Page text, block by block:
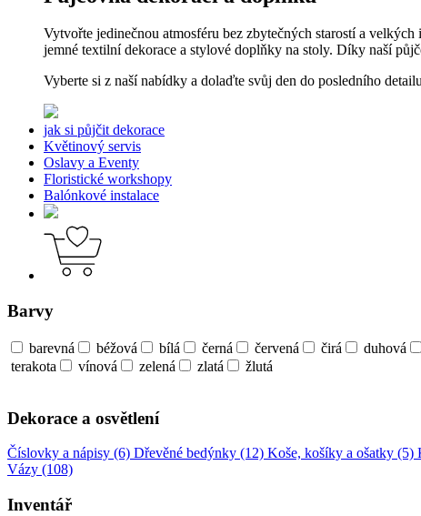
Vytvořte jedinečnou atmosféru bez zbytečných starostí a
jemné textilní dekorace a stylové doplňky na stoly. Díky naší
Vyberte si z naší nabídky a dolaďte svůj den do posledního
jak si půjčit dekorace
Květinový servis
Oslavy a Eventy
Floristické workshopy
Balónkové instalace
Barvy
barevná béžová bílá černá červená čirá duhová
terakota
vínová zelená zlatá žlutá
Dekorace a osvětlení
Číslovky a nápisy (6) Dřevěné bedýnky (12) Koše, košíky a ošatky (5)
Vázy (108)
Inventář